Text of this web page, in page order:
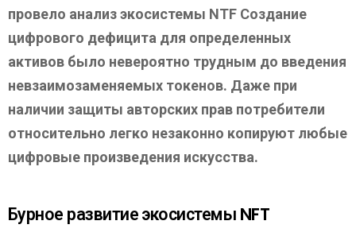
провело анализ экосистемы NTF Создание
цифрового дефицита для определенных
активов было невероятно трудным до введения
невзаимозаменяемых токенов. Даже при
наличии защиты авторских прав потребители
относительно легко незаконно копируют любые
цифровые произведения искусства.
Бурное развитие экосистемы NFT